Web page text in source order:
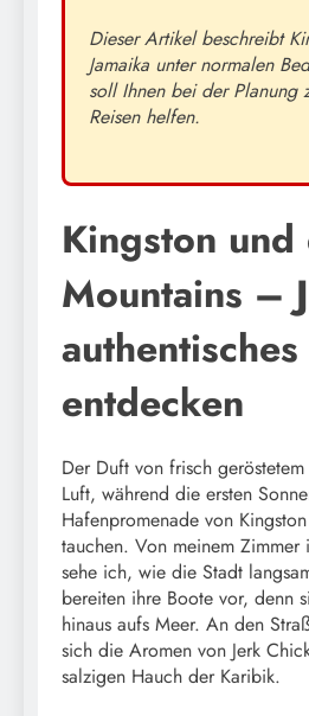
Dieser Artikel beschreibt
Jamaika unter normalen
soll Ihnen bei der Planung
Reisen helfen.
Kingston
Mountains –
entdecken
Der Duft von frisch
Luft, während die ersten
Hafenpromenade von
tauchen. Von meinem Zimmer
sehe ich, wie die Stadt
bereiten ihre Boote vor, denn
hinaus aufs Meer. An den
sich die Aromen von Jerk
salzigen Hauch der Karibik.